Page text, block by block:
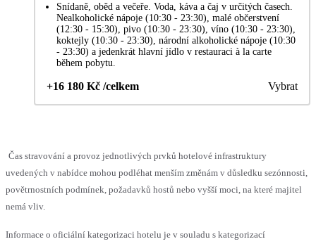
Snídaně, oběd a večeře. Voda, káva a čaj v určitých časech.
Nealkoholické nápoje (10:30 - 23:30), malé občerstvení
(12:30 - 15:30), pivo (10:30 - 23:30), víno (10:30 - 23:30),
koktejly (10:30 - 23:30), národní alkoholické nápoje (10:30
- 23:30) a jedenkrát hlavní jídlo v restauraci à la carte
během pobytu.
+16 180 Kč /celkem Vybrat
Čas stravování a provoz jednotlivých prvků hotelové infrastruktury
uvedených v nabídce mohou podléhat menším změnám v důsledku sezónnosti,
povětrnostních podmínek, požadavků hostů nebo vyšší moci, na které majitel
nemá vliv.
Informace o oficiální kategorizaci hotelu je v souladu s kategorizací